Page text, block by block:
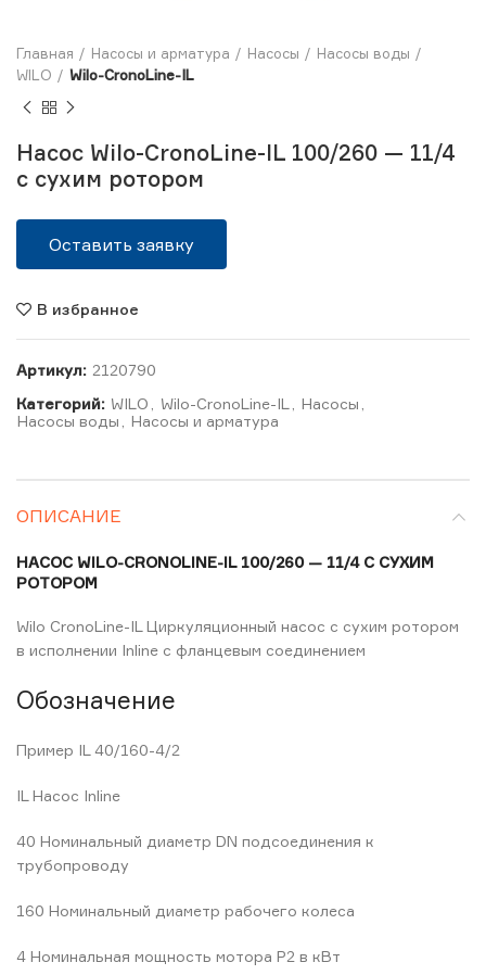
Главная Насосы и арматура Насосы
Насосы воды
WILO
Wilo-CronoLine-IL
Насос Wilo-CronoLine-IL 100/260 — 11/4
с сухим ротором
Оставить заявку
В избранное
Артикул: 2120790
Категорий: WILO Wilo-CronoLine-IL Насосы
Насосы воды
Насосы и арматура
ОПИСАНИЕ
НАСОС WILO-CRONOLINE-IL 100/260 — 11/4 С СУХИМ
РОТОРОМ
Wilo CronoLine-IL Циркуляционный насос с сухим ротором
в исполнении Inline с фланцевым соединением
Обозначение
Пример IL 40/160-4/2
IL Насос Inline
40 Номинальный диаметр DN подсоединения к
трубопроводу
160 Номинальный диаметр рабочего колеса
4 Номинальная мощность мотора P2 в кВт